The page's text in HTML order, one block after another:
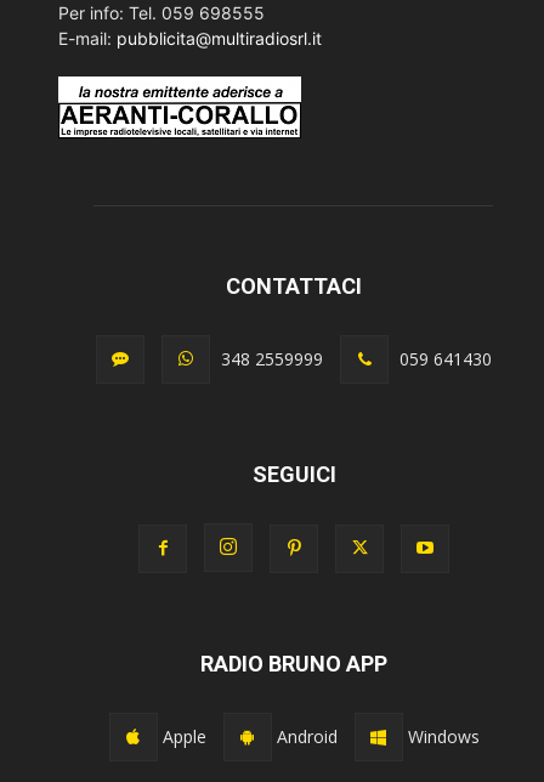
Per info: Tel. 059 698555
E-mail: pubblicita@multiradiosrl.it
CONTATTACI
348 2559999 059 641430
SEGUICI
RADIO BRUNO APP
Apple Android Windows